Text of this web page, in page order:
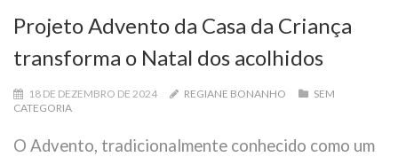
Projeto Advento da Casa da Criança
transforma o Natal dos acolhidos
18 DE DEZEMBRO DE 2024 REGIANE BONANHO
SEM
CATEGORIA
O Advento, tradicionalmente conhecido como um